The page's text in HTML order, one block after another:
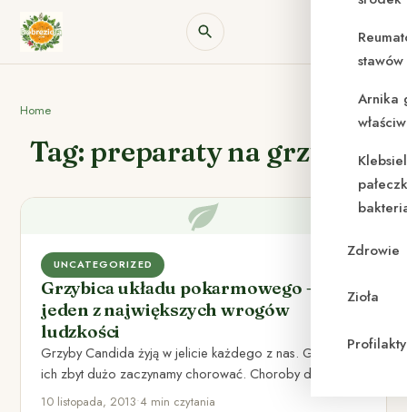
Arnika
Zdrowie
Zioła
Home
Tag: preparaty na grzybicę
UNCATEGORIZED
Grzybica układu pokarmowego –
jeden z największych wrogów
ludzkości
Grzyby Candida żyją w jelicie każdego z nas. Gdy jest
ich zbyt dużo zaczynamy chorować. Choroby do
których…
10 listopada, 2013•4 min czytania